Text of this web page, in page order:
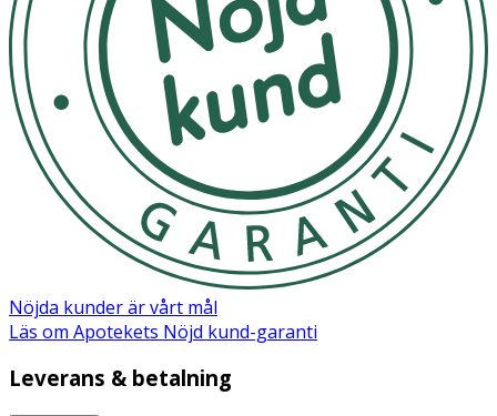
Oleate, Dimethicone, Petrolatum, Lanolin, Synthetic
Wax, Polyglyceryl-4
Diisostearate/Polyhydroxystearate/Sebacate,
Phenoxyethanol, Panthenol, Carbomer, Chlorophenesin,
Methylparaben, Ethylparaben, Butylparaben,
Hydrolysed Keratin, Keratin, BHT.
Nöjda kunder är vårt mål
Läs om Apotekets Nöjd kund-garanti
Leverans & betalning